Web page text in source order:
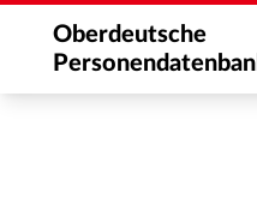
Oberdeutsche